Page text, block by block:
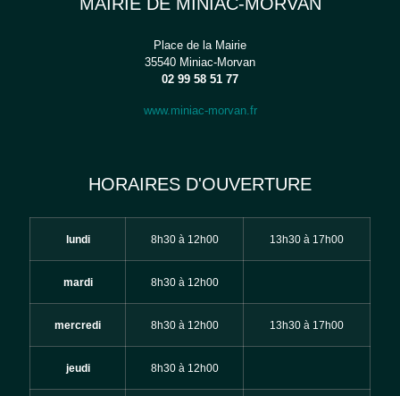
Place de la Mairie
35540 Miniac-Morvan
02 99 58 51 77
www.miniac-morvan.fr
HORAIRES D'OUVERTURE
lundi 8h30 à 12h00 13h30 à 17h00
mardi 8h30 à 12h00
mercredi 8h30 à 12h00 13h30 à 17h00
jeudi 8h30 à 12h00